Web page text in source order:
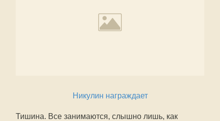
Никулин награждает
Тишина. Все занимаются, слышно лишь, как